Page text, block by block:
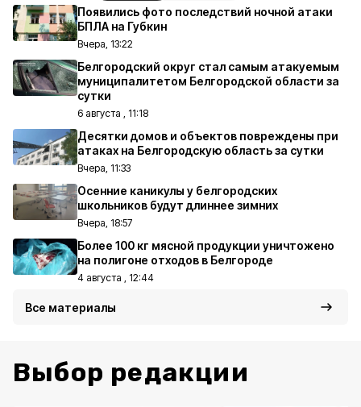
Появились фото последствий ночной атаки
БПЛА на Губкин
Вчера, 13:22
Белгородский округ стал самым атакуемым
муниципалитетом Белгородской области за
сутки
6 августа , 11:18
Десятки домов и объектов повреждены при
атаках на Белгородскую область за сутки
Вчера, 11:33
Осенние каникулы у белгородских
школьников будут длиннее зимних
Вчера, 18:57
Более 100 кг мясной продукции уничтожено
на полигоне отходов в Белгороде
4 августа , 12:44
Все материалы
Выбор редакции